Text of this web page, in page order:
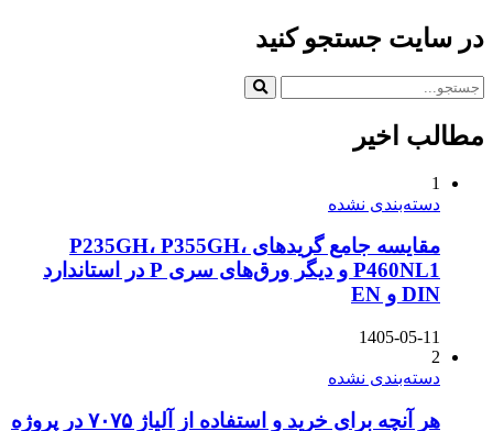
در سایت جستجو کنید
مطالب اخیر
1
دسته‌بندی نشده
مقایسه جامع گریدهای P235GH، P355GH،
P460NL1 و دیگر ورق‌های سری P در استاندارد
DIN و EN
1405-05-11
2
دسته‌بندی نشده
هر آنچه برای خرید و استفاده از آلیاژ ۷۰۷۵ در پروژه